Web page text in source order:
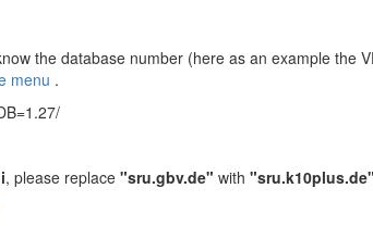
the database number (here as an example the
menu .
, please replace "sru.gbv.de" with "sru.k10plus.de"